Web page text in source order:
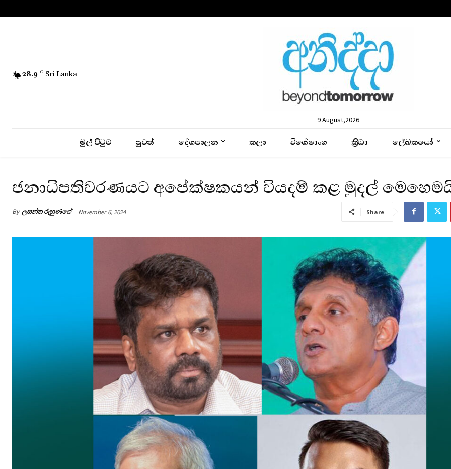
28.9 C Sri Lanka
9 August,2026
මුල් පිටුව පුවත් දේශපාලන කලා විශේෂාංග ක්‍රිඩා ලේඛකයෝ
ජනාධිපතිවරණයට අපේක්ෂකයන් වියදම් කළ මුදල්
By ලසන්ත රුහුණගේ November 6, 2024 Share